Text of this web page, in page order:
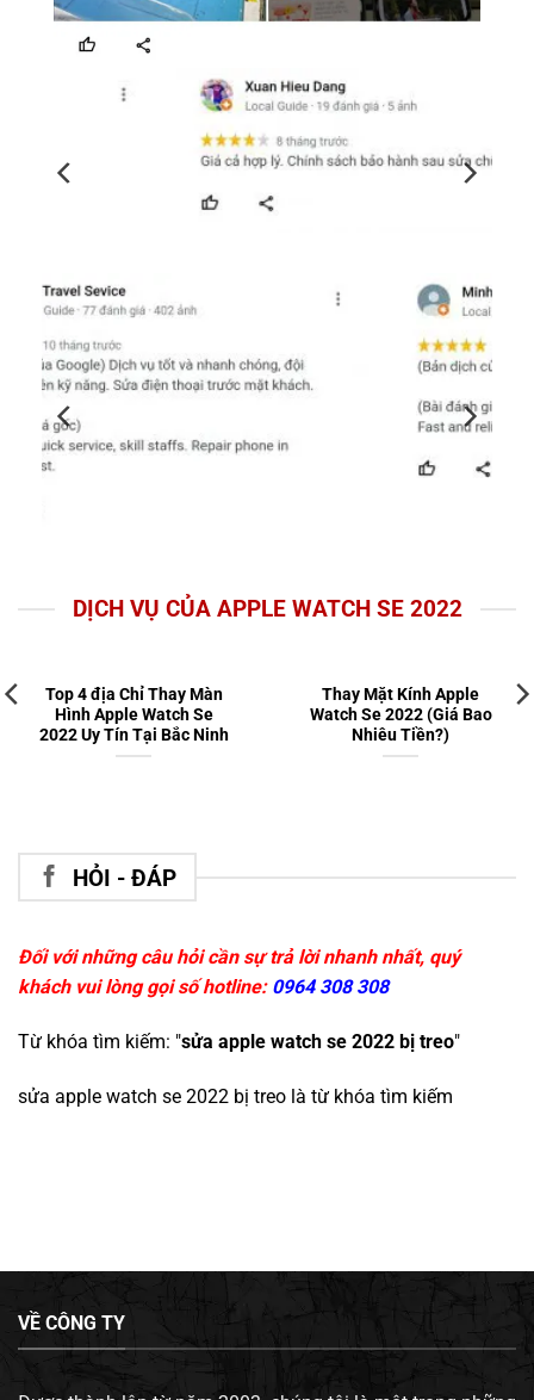
DỊCH VỤ CỦA APPLE WATCH SE 2022
Top 4 địa Chỉ Thay Màn
Hình Apple Watch Se
2022 Uy Tín Tại Bắc Ninh
Thay Mặt Kính Apple
Watch Se 2022 (Giá Bao
Nhiêu Tiền?)
HỎI - ĐÁP
Đối với những câu hỏi cần sự trả lời nhanh nhất, quý
khách vui lòng gọi số hotline: 0964 308 308
Từ khóa tìm kiếm: "sửa apple watch se 2022 bị treo"
sửa apple watch se 2022 bị treo là từ khóa tìm kiếm
VỀ CÔNG TY